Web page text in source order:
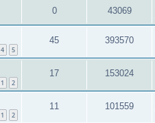
0 43069
4 5
45 393570
1 2
17 153024
1 2
11 101559